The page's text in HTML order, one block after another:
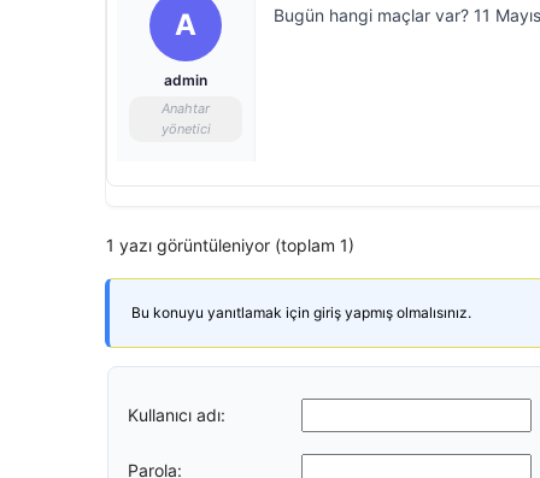
A
admin
Anahtar
yönetici
Bugün hangi maçlar var? 11
1 yazı görüntüleniyor (toplam 1)
Bu konuyu yanıtlamak için giriş yapmış olmalısınız.
Kullanıcı adı:
Parola: